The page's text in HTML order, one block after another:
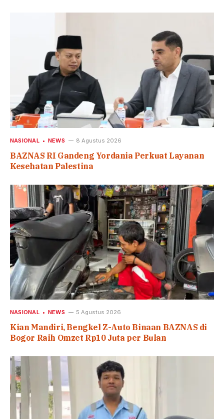
NASIONAL NEWS 8 Agustus 2026
BAZNAS RI Gandeng Yordania Perkuat Layanan
Kesehatan Palestina
NASIONAL NEWS 5 Agustus 2026
Kian Mandiri, Bengkel Z-Auto Binaan BAZNAS di
Bogor Raih Omzet Rp10 Juta per Bulan